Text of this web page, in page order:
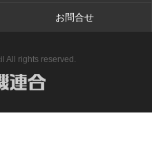
お問合せ
All rights reserved.